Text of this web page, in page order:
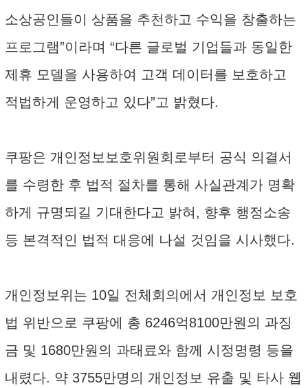
소상공인들이 상품을 추천하고 수익을 창출하는
프로그램”이라며 “다른 글로벌 기업들과 동일한
제휴 모델을 사용하여 고객 데이터를 보호하고
적법하게 운영하고 있다”고 밝혔다.
쿠팡은 개인정보보호위원회로부터 공식 의결서
를 수령한 후 법적 절차를 통해 사실관계가 명확
하게 규명되길 기대한다고 밝혀, 향후 행정소송
등 본격적인 법적 대응에 나설 것임을 시사했다.
개인정보위는 10일 전체회의에서 개인정보 보호
법 위반으로 쿠팡에 총 6246억8100만원의 과징
금 및 1680만원의 과태료와 함께 시정명령 등을
내렸다. 약 3755만명의 개인정보 유출 및 타사 웹